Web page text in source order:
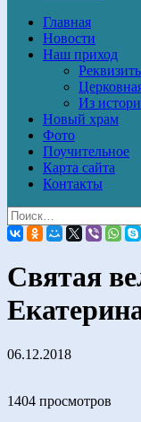
Главная
Новости
Наш приход
Из
Новый храм
Фото
Поучительное
Карта сайта
Контакты
Святая
06.12.2018
1404 просмотров